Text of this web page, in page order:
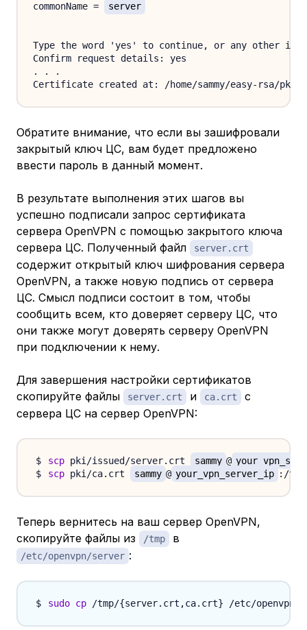
commonName =
server
Type the word 'yes' to continue, or any other
Confirm request details: yes
. . .
Обратите внимание, что если вы зашифровали
закрытый ключ ЦС, вам будет предложено
ввести пароль в данный момент.
В результате выполнения этих шагов вы
успешно подписали запрос сертификата
сервера OpenVPN с помощью закрытого ключа
сервера ЦС. Полученный файл
server.crt
содержит открытый ключ шифрования сервера
OpenVPN, а также новую подпись от сервера
ЦС. Смысл подписи состоит в том, чтобы
сообщить всем, кто доверяет серверу ЦС, что
они также могут доверять серверу OpenVPN
при подключении к нему.
Для завершения настройки сертификатов
скопируйте файлы
server.crt и ca.crt
с
сервера ЦС на сервер OpenVPN:
scp pki/issued/server.crt sammy @
scp pki/ca.crt sammy @ your_vpn_server_ip
Теперь вернитесь на ваш сервер OpenVPN,
скопируйте файлы из
/tmp в
/etc/openvpn/server :
sudo cp /tmp/{server.crt,ca.crt}